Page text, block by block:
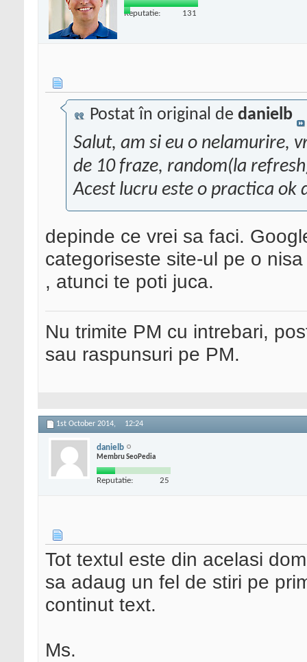
Reputatie: 131
Postat în original de danielb
Salut, am si eu o nelamurire,
de 10 fraze, random(la
Acest lucru este o practica ok
depinde ce vrei sa faci.
categoriseste site-ul pe o
, atunci te poti juca.
Nu trimite PM cu intrebari,
sau raspunsuri pe PM.
1st October 2014, 12:24
danielb
Membru SeoPedia
Reputatie: 25
Tot textul este din acelasi
sa adaug un fel de stiri pe
continut text.
Ms.